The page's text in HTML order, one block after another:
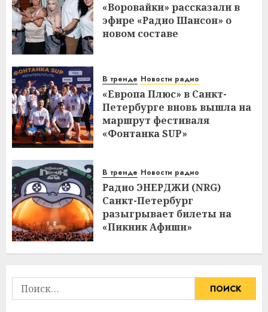
«Воровайки» рассказали в
эфире «Радио Шансон» о
новом составе
В тренде Новости радио
«Европа Плюс» в Санкт-
Петербурге вновь вышла на
маршрут фестиваля
«Фонтанка SUP»
В тренде Новости радио
Радио ЭНЕРДЖИ (NRG)
Санкт-Петербург
разыгрывает билеты на
«Пикник Афиши»
Найти: